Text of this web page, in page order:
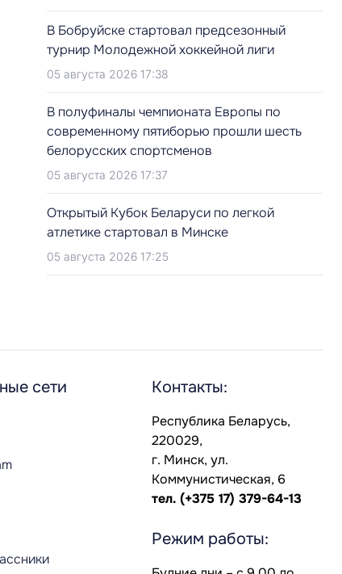
В Бобруйске стартовал предсезонный
турнир Молодежной хоккейной лиги
05 августа 2026 17:38
В полуфиналы чемпионата Европы по
современному пятиборью прошли шесть
белорусских спортсменов
05 августа 2026 17:37
Открытый Кубок Беларуси по легкой
атлетике стартовал в Минске
05 августа 2026 17:25
сети Контакты:
Республика Беларусь,
220029,
г. Минск, ул.
Коммунистическая, 6
тел. (+375 17) 379-64-13
Режим работы: